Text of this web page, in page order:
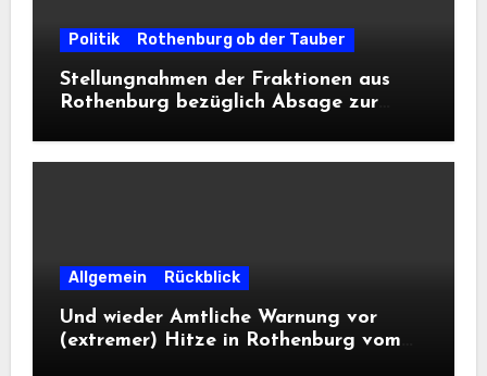
Politik Rothenburg ob der Tauber
Stellungnahmen der Fraktionen aus
Rothenburg bezüglich Absage zur
Allgemein Rückblick
Und wieder Amtliche Warnung vor
(extremer) Hitze in Rothenburg vom